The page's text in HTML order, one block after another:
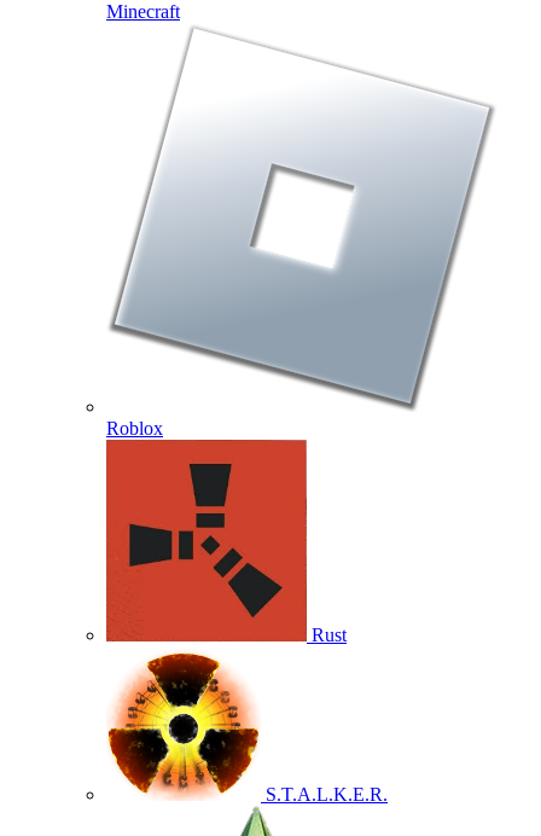
Minecraft
Roblox
Rust
S.T.A.L.K.E.R.